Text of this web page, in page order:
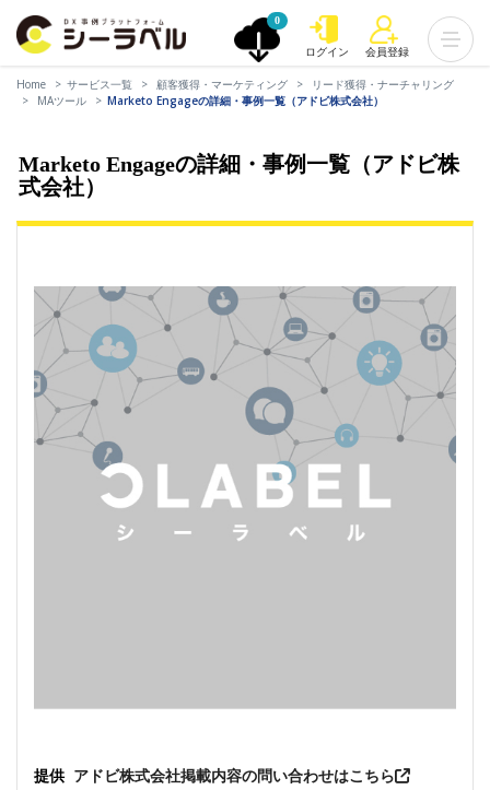
0
ログイン 会員登録
Home サービス一覧 顧客獲得・マーケティング
リード獲得・ナーチャリング
MAツール
Marketo Engageの詳細・事例一覧（アドビ株式会社）
Marketo Engageの詳細・事例一覧（アドビ株
式会社）
提供 アドビ株式会社掲載内容の問い合わせはこちら